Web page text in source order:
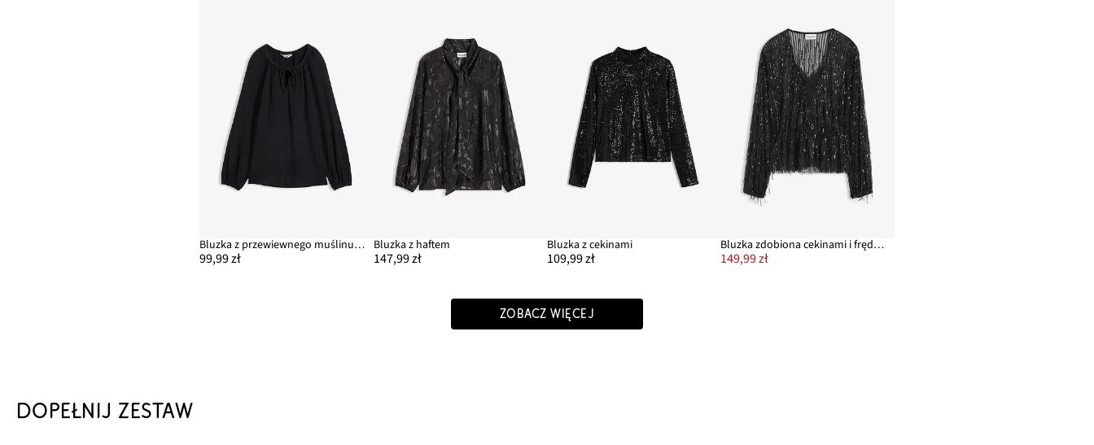
Bluzka z przewiewnego muślinu z czystej bawełny
99,99 zł
Bluzka z haftem
147,99 zł
Bluzka z cekinami
109,99 zł
Bluzka zdobiona cekinami i frędzelkami
149,99 zł
ZOBACZ WIĘCEJ
DOPEŁNIJ ZESTAW